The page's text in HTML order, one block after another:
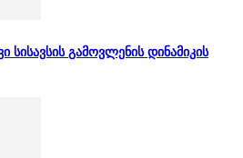
სისავსის გამოვლენის დინამიკის